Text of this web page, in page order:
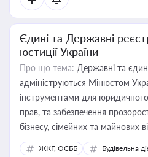
Єдині та Державні
юстиції України
Про що тема: Державні та
адмініструються Мінюстом
інструментами для юридичного
прав, та забезпечення
бізнесу, сімейних та майнових
ЖКГ, ОСББ Будівельна